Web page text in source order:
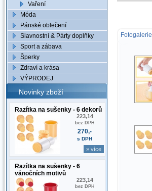
Vaření
Móda
Pánské oblečení
Slavnostní & Párty doplňky
Sport a zábava
Šperky
Zdraví a krása
VÝPRODEJ
Novinky zboží
Razítka na sušenky - 6 dekorů
223,14
bez DPH
270,-
s DPH
» více
Razítka na sušenky - 6
vánočních motivů
223,14
bez DPH
Fotogalerie